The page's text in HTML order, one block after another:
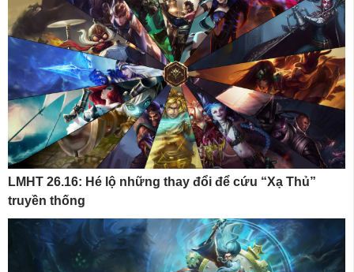
LMHT 26.16: Hé lộ những thay đổi để cứu “Xạ Thủ”
truyền thống